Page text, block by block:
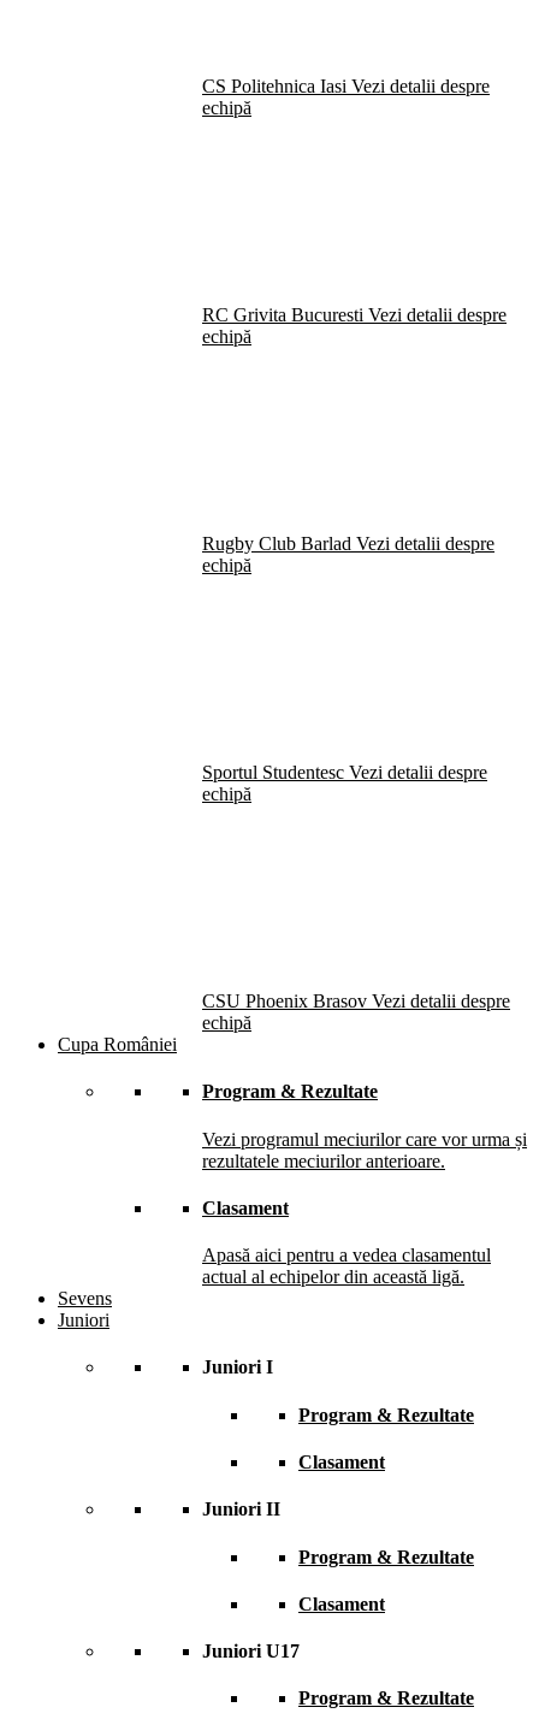
CS Politehnica Iasi Vezi detalii despre
echipă
RC Grivita Bucuresti Vezi detalii despre
echipă
Rugby Club Barlad Vezi detalii despre
echipă
Sportul Studentesc Vezi detalii despre
echipă
CSU Phoenix Brasov Vezi detalii despre
echipă
Cupa României
Program & Rezultate
Vezi programul meciurilor care vor urma și
rezultatele meciurilor anterioare.
Clasament
Apasă aici pentru a vedea clasamentul
actual al echipelor din această ligă.
Sevens
Juniori
Juniori I
Program & Rezultate
Clasament
Juniori II
Program & Rezultate
Clasament
Juniori U17
Program & Rezultate